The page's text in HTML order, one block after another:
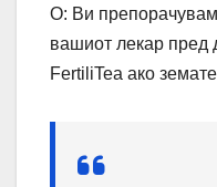
О: Ви
вашиот лекар пред
FertiliTea ако